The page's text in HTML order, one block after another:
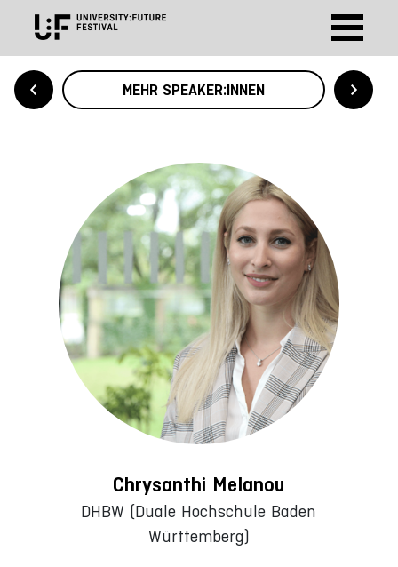
MEHR SPEAKER:INNEN
Chrysanthi Melanou
DHBW (Duale Hochschule Baden
Württemberg)